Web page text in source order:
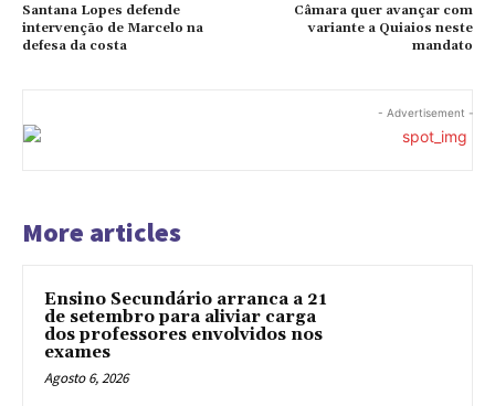
Santana Lopes defende
intervenção de Marcelo na
defesa da costa
Câmara quer avançar com
variante a Quiaios neste
mandato
- Advertisement -
More articles
Ensino Secundário arranca a 21
de setembro para aliviar carga
dos professores envolvidos nos
exames
Agosto 6, 2026